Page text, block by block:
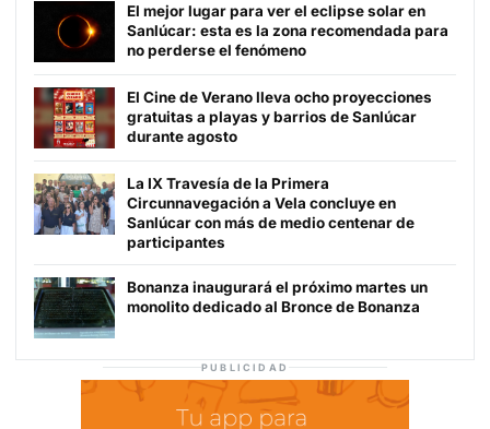
El mejor lugar para ver el eclipse solar en
Sanlúcar: esta es la zona recomendada para
no perderse el fenómeno
El Cine de Verano lleva ocho proyecciones
gratuitas a playas y barrios de Sanlúcar
durante agosto
La IX Travesía de la Primera
Circunnavegación a Vela concluye en
Sanlúcar con más de medio centenar de
participantes
Bonanza inaugurará el próximo martes un
monolito dedicado al Bronce de Bonanza
PUBLICIDAD